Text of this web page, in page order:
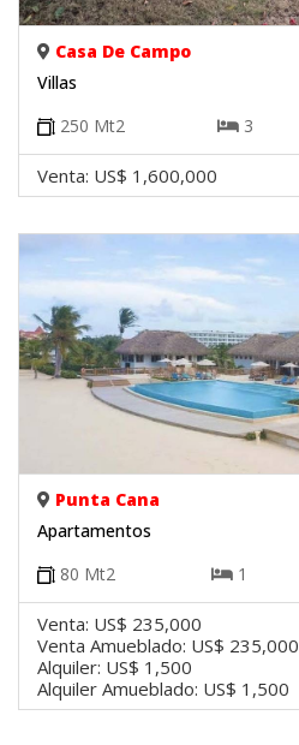
Casa De Campo
Villas
250 Mt2 3
Venta: US$ 1,600,000
Punta Cana
Apartamentos
80 Mt2 1
Venta: US$ 235,000
Venta Amueblado: US$ 235,000
Alquiler: US$ 1,500
Alquiler Amueblado: US$ 1,500